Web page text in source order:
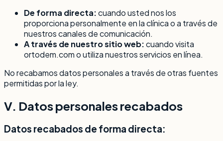
De forma directa:cuando usted nos los
proporciona personalmente en la clínica o a través de
nuestros canales de comunicación.
A través de nuestro sitio web:cuando visita
ortodem.com o utiliza nuestros servicios en línea.
No recabamos datos personales a través de otras fuentes
permitidas por la ley.
V. Datos personales recabados
Datos recabados de forma directa: